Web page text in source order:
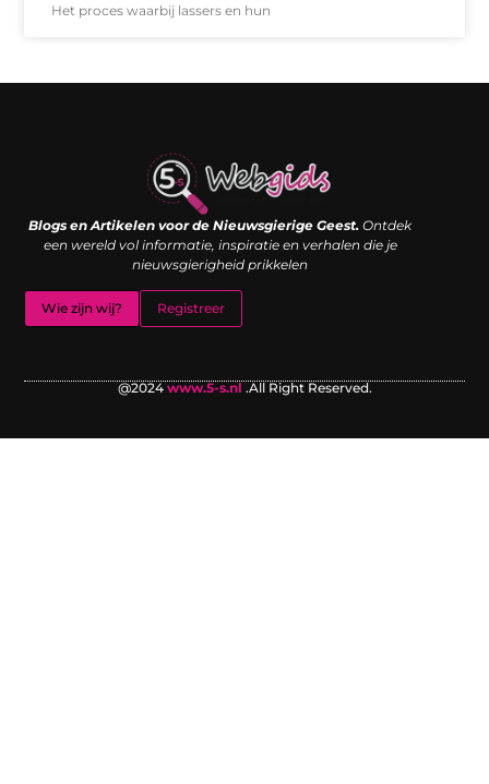
Het proces waarbij lassers en hun
Blogs en Artikelen voor de Nieuwsgierige Geest. Ontdek
een wereld vol informatie, inspiratie en verhalen die je
nieuwsgierigheid prikkelen
Wie zijn wij? Registreer
@2024www.5-s.nl .All Right Reserved.